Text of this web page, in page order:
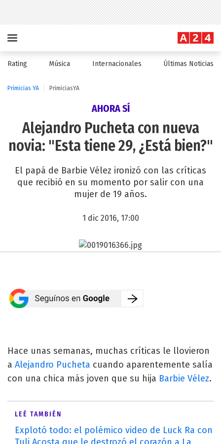
Rating Música Internacionales Últimas Noticias
Primicias YA PrimiciasYA
AHORA SÍ
Alejandro Pucheta con nueva
novia: "Esta tiene 29, ¿Está bien?"
El papá de Barbie Vélez ironizó con las críticas
que recibió en su momento por salir con una
mujer de 19 años.
1 dic 2016, 17:00
Hace unas semanas, muchas críticas le llovieron
a Alejandro Pucheta cuando aparentemente salía
con una chica más joven que su hija Barbie Vélez.
LEÉ TAMBIÉN
Explotó todo: el polémico video de Luck Ra con